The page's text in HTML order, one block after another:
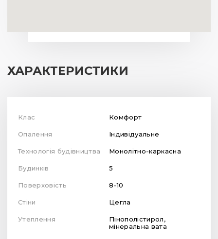
ХАРАКТЕРИСТИКИ
Клас Комфорт
Опалення Індивідуальне
Технологія будівництва Монолітно-каркасна
Будинків 5
Поверховість 8-10
Стіни Цегла
Утеплення
Пінополістирол,
мінеральна вата